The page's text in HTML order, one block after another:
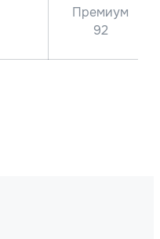
Премиум
92